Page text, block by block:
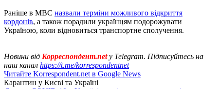
Раніше в МВС назвали терміни можливого відкриття
кордонів, а також порадили українцям подорожувати
Україною, коли відновиться транспортне сполучення.
Новини від Корреспондент.netу Telegram. Підписуйтесь на
наш канал https://t.me/korrespondentnet
Читайте Korrespondent.net в Google News
Карантин у Києві та Україні